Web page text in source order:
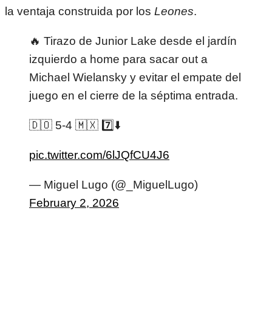
la ventaja construida por los Leones.
🔥 Tirazo de Junior Lake desde el jardín
izquierdo a home para sacar out a
Michael Wielansky y evitar el empate del
juego en el cierre de la séptima entrada.
🇩🇴 5-4 🇲🇽 7️⃣⬇️
pic.twitter.com/6lJQfCU4J6
— Miguel Lugo (@_MiguelLugo)
February 2, 2026